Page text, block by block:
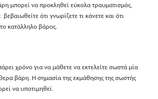
μπορεί να προκληθεί εύκολα τραυματισμός,
ότι γνωρίζετε τι κάνετε και ότι
κατάλληλο βάρος.
χρόνο για να μάθετε να εκτελείτε σωστά μία
βάρη. Η σημασία της εκμάθησης της σωστής
να υποτιμηθεί.